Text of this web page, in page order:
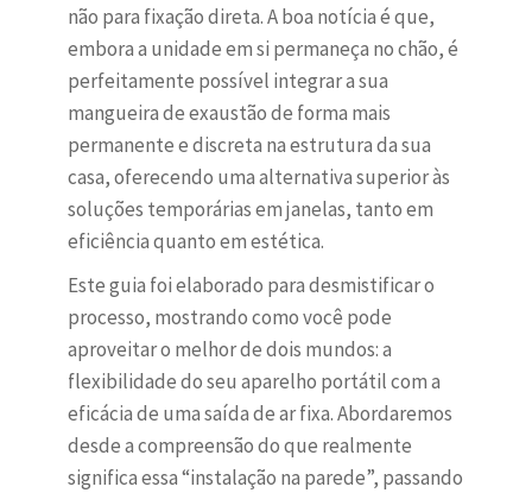
não para fixação direta. A boa notícia é que,
embora a unidade em si permaneça no chão, é
perfeitamente possível integrar a sua
mangueira de exaustão de forma mais
permanente e discreta na estrutura da sua
casa, oferecendo uma alternativa superior às
soluções temporárias em janelas, tanto em
eficiência quanto em estética.
Este guia foi elaborado para desmistificar o
processo, mostrando como você pode
aproveitar o melhor de dois mundos: a
flexibilidade do seu aparelho portátil com a
eficácia de uma saída de ar fixa. Abordaremos
desde a compreensão do que realmente
significa essa “instalação na parede”, passando